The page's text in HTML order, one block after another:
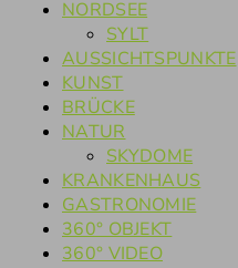
NORDSEE
SYLT
AUSSICHTSPUNKTE
KUNST
BRÜCKE
NATUR
SKYDOME
KRANKENHAUS
GASTRONOMIE
360° OBJEKT
360° VIDEO